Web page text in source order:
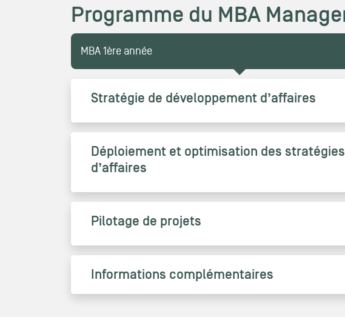
Programme du MBA
MBA 1ère année
Stratégie de développement d’affaires
Déploiement et optimisation des stratégies
d’affaires
Pilotage de projets
Informations complémentaires